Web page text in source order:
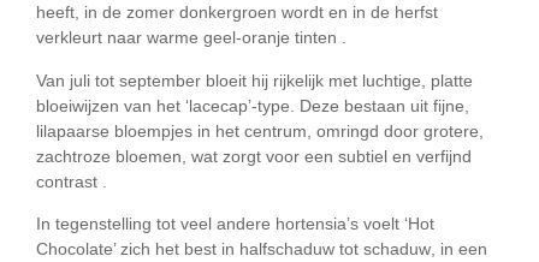
heeft, in de zomer donkergroen wordt en in de herfst
verkleurt naar warme geel-oranje tinten .
Van juli tot september bloeit hij rijkelijk met luchtige, platte
bloeiwijzen van het ‘lacecap’-type. Deze bestaan uit fijne,
lilapaarse bloempjes in het centrum, omringd door grotere,
zachtroze bloemen, wat zorgt voor een subtiel en verfijnd
contrast .
In tegenstelling tot veel andere hortensia’s voelt ‘Hot
Chocolate’ zich het best in halfschaduw tot schaduw , in een